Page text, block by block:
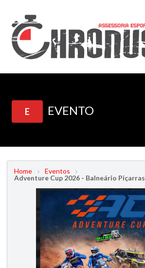
E EVENTO
Home
Eventos
Adventure Cup 2026 - Balneário Piçarras